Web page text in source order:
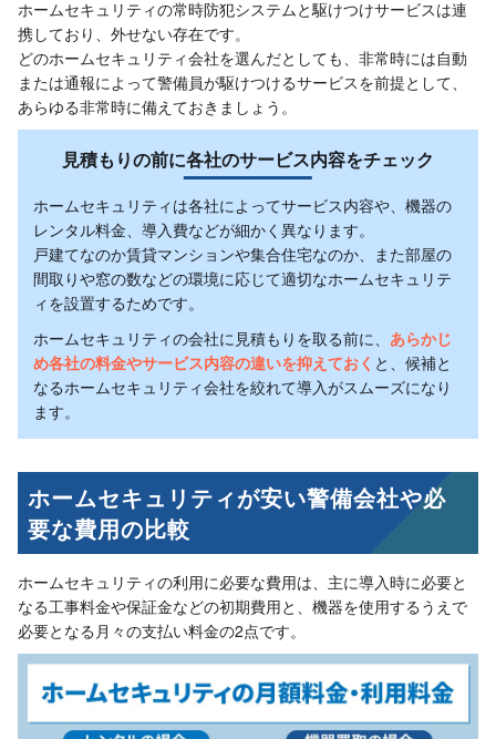
ホームセキュリティの常時防犯システムと駆けつけサービスは連
携しており、外せない存在です。
どのホームセキュリティ会社を選んだとしても、非常時には自動
または通報によって警備員が駆けつけるサービスを前提として、
あらゆる非常時に備えておきましょう。
見積もりの前に各社のサービス内容をチェック
ホームセキュリティは各社によってサービス内容や、機器の
レンタル料金、導入費などが細かく異なります。
戸建てなのか賃貸マンションや集合住宅なのか、また部屋の
間取りや窓の数などの環境に応じて適切なホームセキュリテ
ィを設置するためです。
ホームセキュリティの会社に見積もりを取る前に、 あらかじ
め各社の料金やサービス内容の違いを抑えておく と、候補と
なるホームセキュリティ会社を絞れて導入がスムーズになり
ます。
ホームセキュリティが安い警備会社や必
要な費用の比較
ホームセキュリティの利用に必要な費用は、主に導入時に必要と
なる工事料金や保証金などの初期費用と、機器を使用するうえで
必要となる月々の支払い料金の2点です。